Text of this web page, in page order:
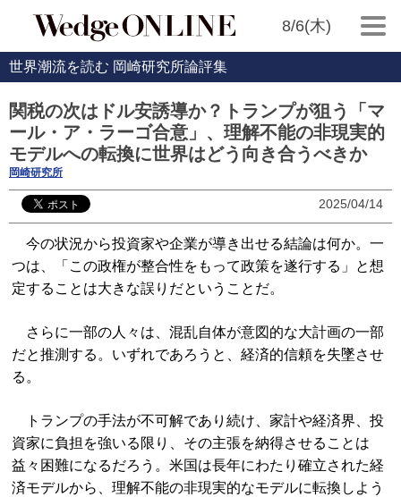
8/6(木)
世界潮流を読む 岡崎研究所論評集
関税の次はドル安誘導か？トランプが狙う「マ
ール・ア・ラーゴ合意」、理解不能の非現実的
モデルへの転換に世界はどう向き合うべきか
岡崎研究所
2025/04/14
今の状況から投資家や企業が導き出せる結論は何か。一
つは、「この政権が整合性をもって政策を遂行する」と想
定することは大きな誤りだということだ。
さらに一部の人々は、混乱自体が意図的な大計画の一部
だと推測する。いずれであろうと、経済的信頼を失墜させ
る。
トランプの手法が不可解であり続け、家計や経済界、投
資家に負担を強いる限り、その主張を納得させることは
益々困難になるだろう。米国は長年にわたり確立された経
済モデルから、理解不能の非現実的なモデルに転換しよう